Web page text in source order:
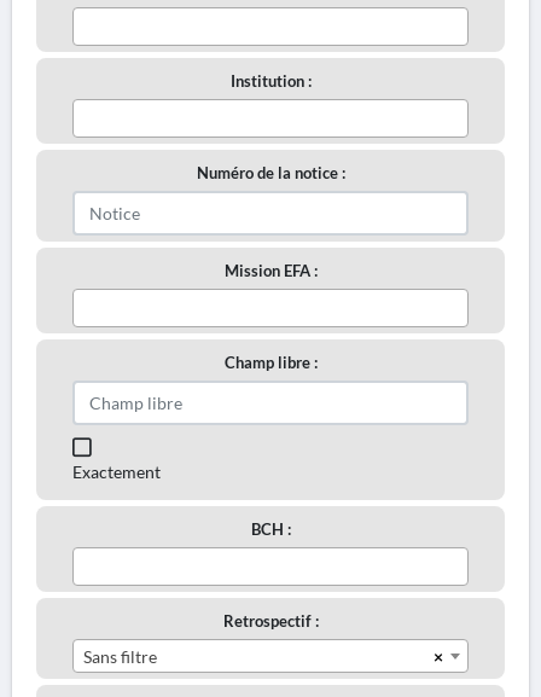
Institution :
Numéro de la notice :
Mission EFA :
Champ libre :
Exactement
BCH :
Retrospectif :
×
Sans filtre